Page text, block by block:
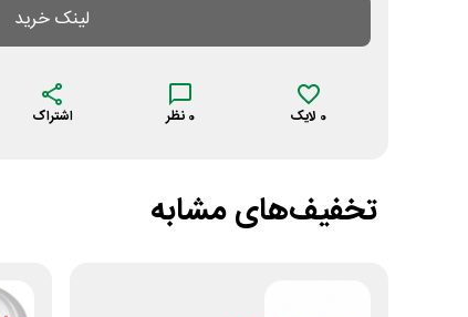
لینک خرید
0 لایک 0 نظر اشتراک
تخفیف‌های مشابه